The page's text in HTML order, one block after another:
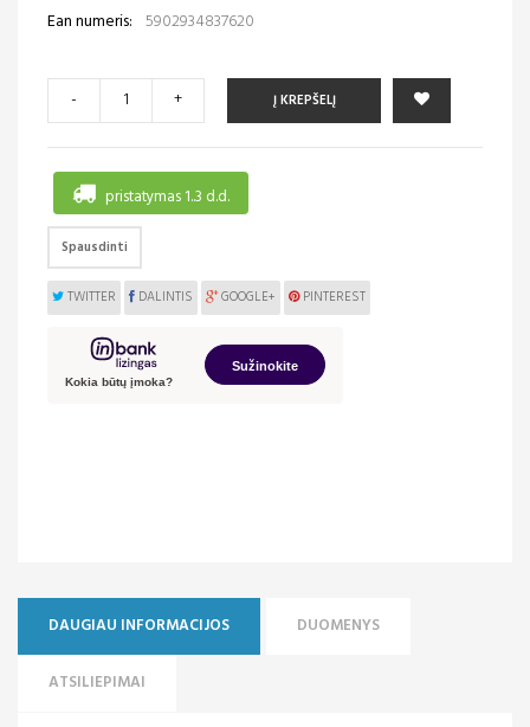
Ean numeris: 5902934837620
- + Į KREPŠELĮ
pristatymas 1..3 d.d.
Spausdinti
TWITTER DALINTIS GOOGLE+ PINTEREST
DAUGIAU INFORMACIJOS DUOMENYS
ATSILIEPIMAI